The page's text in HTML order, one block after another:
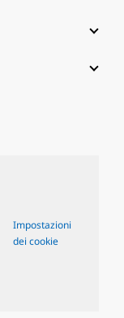
Impostazioni
dei cookie